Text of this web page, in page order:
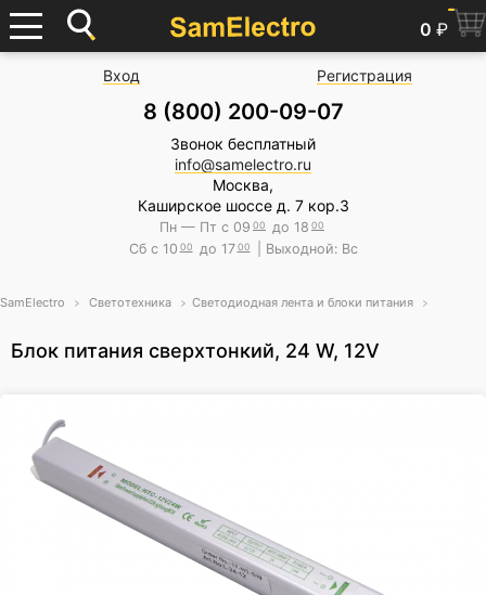
0 ₽
Вход Регистрация
8 (800) 200-09-07
Звонок бесплатный
info@samelectro.ru
Москва,
Каширское шоссе д. 7 кор.3
Пн — Пт с 09 00 до 18 00
Сб с 10 00 до 17 00 | Выходной: Вс
SamElectro Светотехника Светодиодная лента и блоки питания
Блок питания сверxтонкий, 24 W, 12V